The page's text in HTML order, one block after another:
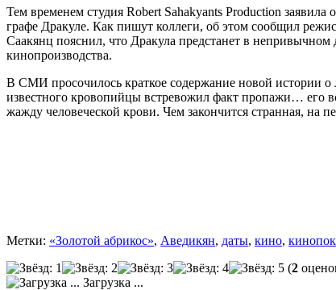
Тем временем студия Robert Sahakyants Production
графе Дракуле. Как пишут коллеги, об этом сообщил
Саакянц пояснил, что Дракула предстанет в непривычном
кинопроизводства.
В СМИ просочилось краткое содержание новой истории о
известного кровопийцы встревожил факт пропажи… его
жажду человеческой крови. Чем закончится странная, на
Метки: «Золотой абрикос», Аведикян, даты, кино,
(2
Загрузка ...